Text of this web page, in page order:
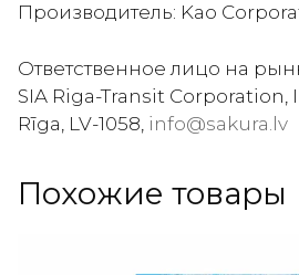
Производитель: Kao
Ответственное лицо на
SIA Riga-Transit Corporation,
Rīga, LV-1058, info@sakura.lv
Похожие товары